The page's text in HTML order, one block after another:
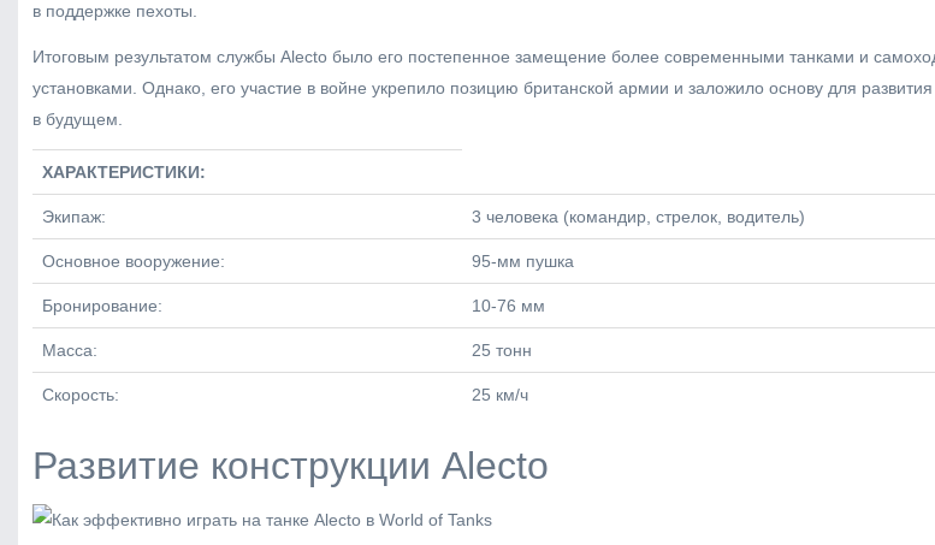
в поддержке пехоты.
Итоговым результатом службы Alecto было его постепенное замещение более современными танками и
установками. Однако, его участие в войне укрепило позицию британской армии и заложило основу для
в будущем.
ХАРАКТЕРИСТИКИ:
Экипаж: 3 человека (командир, стрелок, водитель)
Основное вооружение: 95-мм пушка
Бронирование: 10-76 мм
Масса: 25 тонн
Скорость: 25 км/ч
Развитие конструкции Alecto